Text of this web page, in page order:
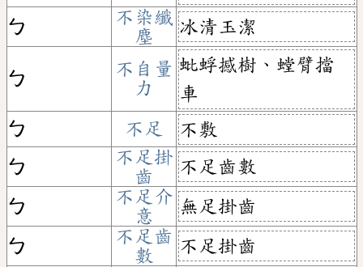
ㄅ
不染纖
塵
冰清玉潔
ㄅ
不自量
力
蚍蜉撼樹、螳臂擋
車
ㄅ
不足
不敷
ㄅ
不足掛
齒
不足齒數
ㄅ
不足介
意
無足掛齒
ㄅ
不足齒
數
不足掛齒